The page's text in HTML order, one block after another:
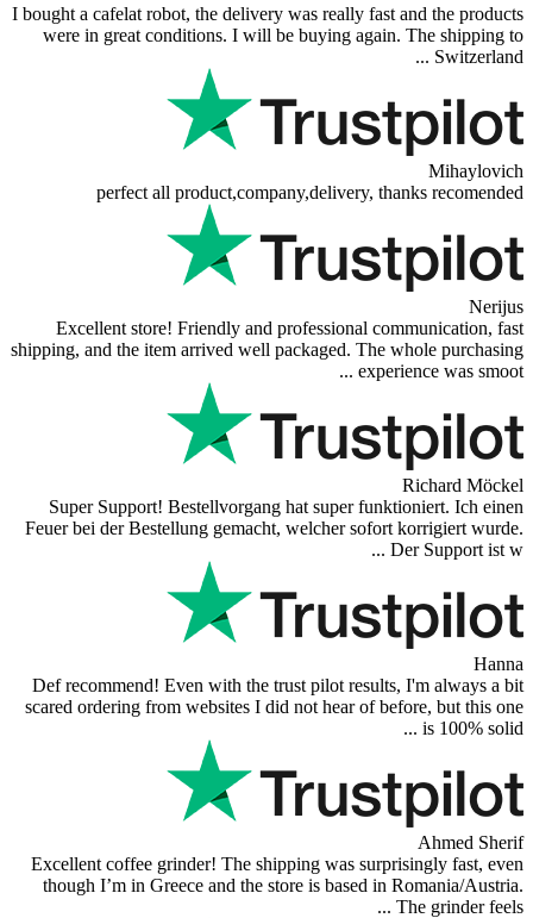
I bought a cafelat robot, the delivery was really fast
were in great conditions. I will be buying again.
perfect all product,company,delivery,
Excellent store! Friendly and professional
shipping, and the item arrived well packaged. The
Super Support! Bestellvorgang hat super
Feuer bei der Bestellung gemacht, welcher sofort
Def recommend! Even with the trust pilot results,
scared ordering from websites I did not hear of
Excellent coffee grinder! The shipping was
though I’m in Greece and the store is based in